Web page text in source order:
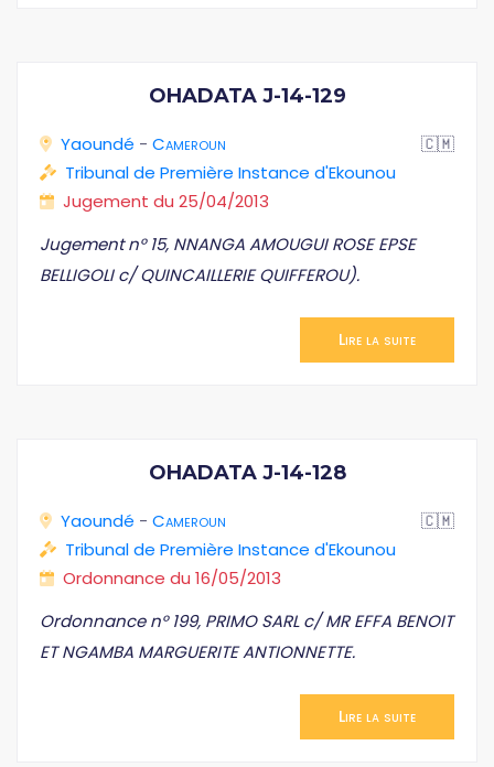
OHADATA J-14-129
Yaoundé - Cameroun
🇨🇲
Tribunal de Première Instance d'Ekounou
Jugement du 25/04/2013
Jugement n° 15, NNANGA AMOUGUI ROSE EPSE
BELLIGOLI c/ QUINCAILLERIE QUIFFEROU).
Lire la suite
OHADATA J-14-128
Yaoundé - Cameroun
🇨🇲
Tribunal de Première Instance d'Ekounou
Ordonnance du 16/05/2013
Ordonnance n° 199, PRIMO SARL c/ MR EFFA BENOIT
ET NGAMBA MARGUERITE ANTIONNETTE.
Lire la suite